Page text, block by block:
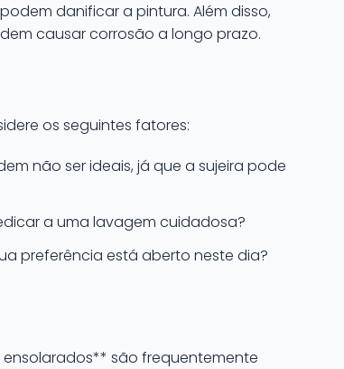
danificar a pintura. Além disso,
causar corrosão a longo prazo.
os seguintes fatores:
não ser ideais, já que a sujeira pode
a uma lavagem cuidadosa?
preferência está aberto neste dia?
são frequentemente